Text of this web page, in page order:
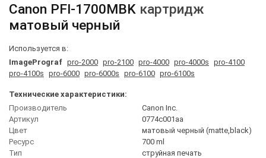
Canon PFI-1700MBK картридж
матовый черный
Используется в:
ImagePrograf pro-2000 pro-2100 pro-4000 pro-4000s pro-4100
pro-4100s pro-6000 pro-6000s pro-6100 pro-6100s
Технические характеристики:
Производитель
Canon Inc.
Артикул
0774c001aa
Цвет
матовый черный (matte,black)
Ресурс
700 ml
Тип
струйная печать